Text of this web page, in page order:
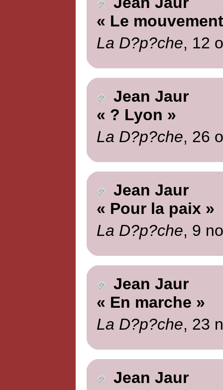
« Le
La D?p?che, 12
Jean Jaur
« ? Lyon »
La D?p?che, 26
Jean Jaur
« Pour la paix »
La D?p?che, 9
Jean Jaur
« En marche »
La D?p?che, 23
Jean Jaur